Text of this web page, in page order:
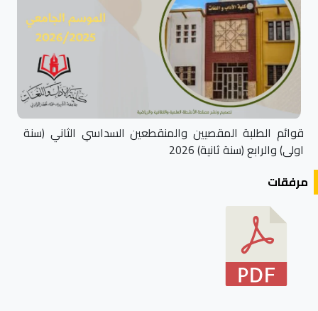
قوائم الطلبة المقصيين والمنقطعين السداسي الثاني (سنة
اولى) والرابع (سنة ثانية) 2026
مرفقات